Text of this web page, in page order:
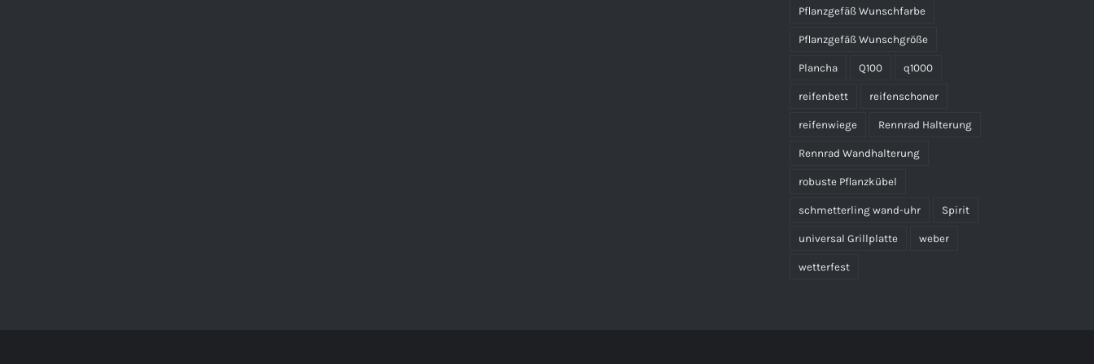
Pflanzgefäß Wunschfarbe
Pflanzgefäß Wunschgröße
Plancha Q100 q1000
reifenbett reifenschoner
reifenwiege Rennrad Halterung
Rennrad Wandhalterung
robuste Pflanzkübel
schmetterling wand-uhr Spirit
universal Grillplatte weber
wetterfest